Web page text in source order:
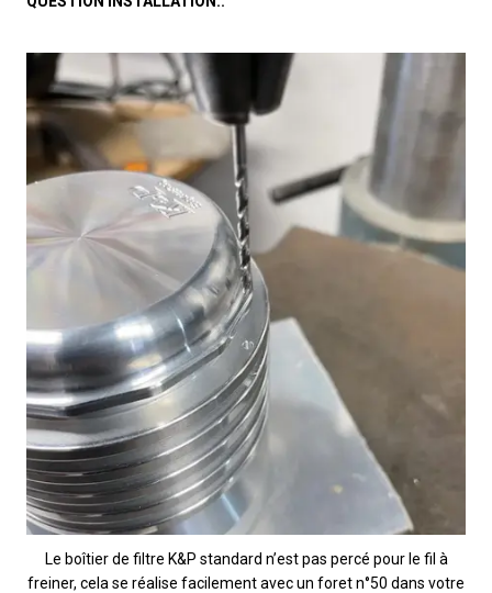
Le boîtier de filtre K&P standard n’est pas percé pour le fil à
freiner, cela se réalise facilement avec un foret n°50 dans votre